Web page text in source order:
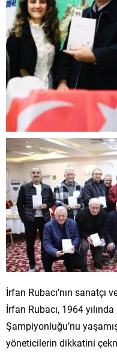
İrfan Rubacı’nın sanatçı
İrfan Rubacı, 1964
Şampiyonluğu’nu
yöneticilerin dikkatini